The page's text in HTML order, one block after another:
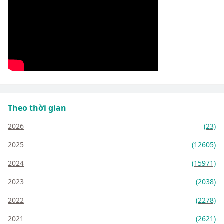
Theo thời gian
2026
(23)
2025
(12605)
2024
(15971)
2023
(2038)
2022
(2278)
2021
(2621)